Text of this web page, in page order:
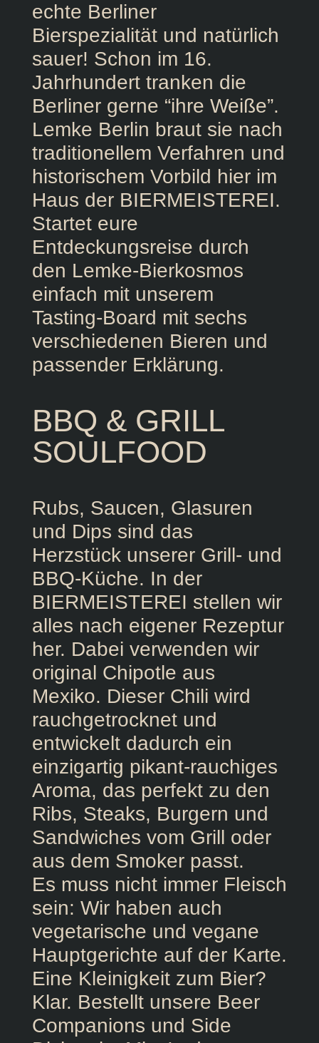
echte Berliner
Bierspezialität und natürlich
sauer! Schon im 16.
Jahrhundert tranken die
Berliner gerne “ihre Weiße”.
Lemke Berlin braut sie nach
traditionellem Verfahren und
historischem Vorbild hier im
Haus der BIERMEISTEREI.
Startet eure
Entdeckungsreise durch
den Lemke-Bierkosmos
einfach mit unserem
Tasting-Board mit sechs
verschiedenen Bieren und
passender Erklärung.
BBQ & GRILL
SOULFOOD
Rubs, Saucen, Glasuren
und Dips sind das
Herzstück unserer Grill- und
BBQ-Küche. In der
BIERMEISTEREI stellen wir
alles nach eigener Rezeptur
her. Dabei verwenden wir
original Chipotle aus
Mexiko. Dieser Chili wird
rauchgetrocknet und
entwickelt dadurch ein
einzigartig pikant-rauchiges
Aroma, das perfekt zu den
Ribs, Steaks, Burgern und
Sandwiches vom Grill oder
aus dem Smoker passt.
Es muss nicht immer Fleisch
sein: Wir haben auch
vegetarische und vegane
Hauptgerichte auf der Karte.
Eine Kleinigkeit zum Bier?
Klar. Bestellt unsere Beer
Companions und Side